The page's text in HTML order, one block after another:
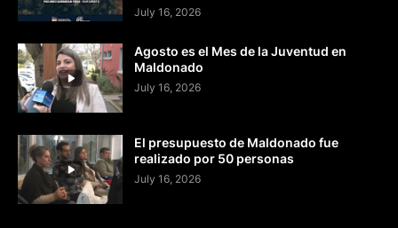
July 16, 2026
Agosto es el Mes de la Juventud en
Maldonado
July 16, 2026
El presupuesto de Maldonado fue
realizado por 50 personas
July 16, 2026